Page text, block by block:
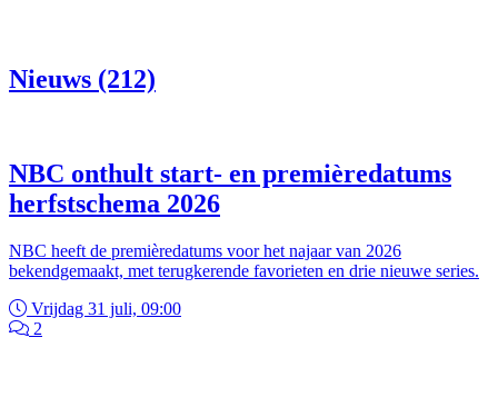
Nieuws (212)
NBC onthult start- en premièredatums
herfstschema 2026
NBC heeft de premièredatums voor het najaar van 2026
bekendgemaakt, met terugkerende favorieten en drie nieuwe series.
Vrijdag 31 juli, 09:00
2